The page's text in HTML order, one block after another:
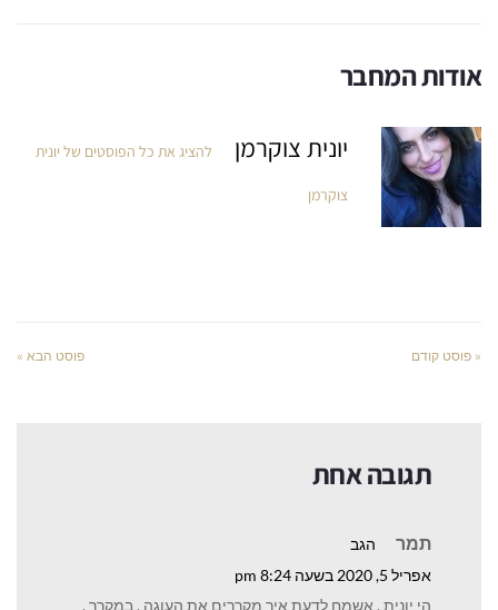
אודות המחבר
יונית צוקרמן להציג את כל הפוסטים של יונית
צוקרמן
« פוסט קודם פוסט הבא »
תגובה אחת
תמר
הגב
אפריל 5, 2020 בשעה 8:24 pm
הי יונית , אשמח לדעת איך מקררים את העוגה , במקרר ,